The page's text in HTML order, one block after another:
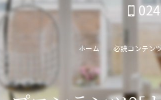
ホーム 必読コンテン